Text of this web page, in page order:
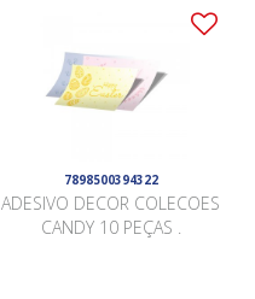
7898500394322
ADESIVO DECOR COLECOES
CANDY 10 PEÇAS .